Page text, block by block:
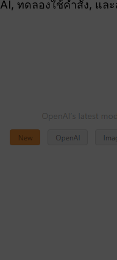
AI, ทดลองใช้คำสั่ง, แล